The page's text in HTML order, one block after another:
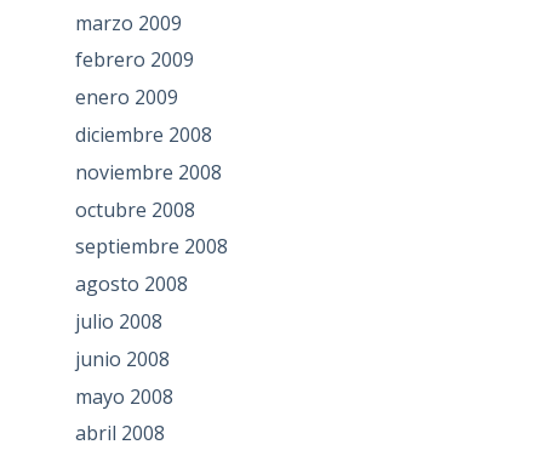
marzo 2009
febrero 2009
enero 2009
diciembre 2008
noviembre 2008
octubre 2008
septiembre 2008
agosto 2008
julio 2008
junio 2008
mayo 2008
abril 2008